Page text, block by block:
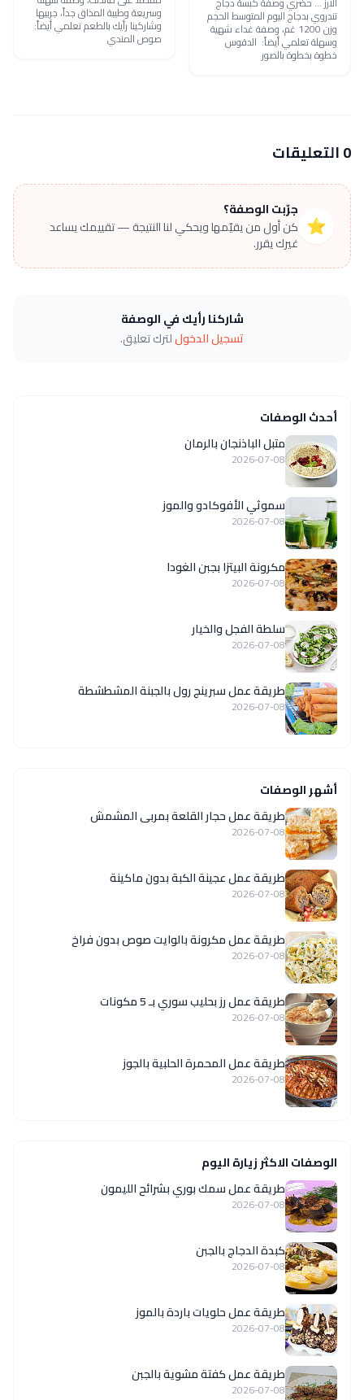
تندروي بدجاج اليوم المتوسط الحجم
وزن 1200 غم، وصفة غداء شهية
وسهلة تعلمي أيضاً: الدقوس
خطوة بخطوة بالصور
وسريعة وطيبة المذاق جداً، جربيها
وشاركينا رأيك بالطعم تعلمي أيضاً:
صوص المندي
0 التعليقات
⭐
جرّبت الوصفة؟
كن أول من يقيّمها ويحكي لنا النتيجة — تقييمك يساعد
غيرك يقرر.
شاركنا رأيك في الوصفة
تسجيل الدخوللترك تعليق.
أحدث الوصفات
متبل الباذنجان بالرمان
2026-07-08
سموثي الأفوكادو والموز
2026-07-08
مكرونة البيتزا بجبن الغودا
2026-07-08
سلطة الفجل والخيار
2026-07-08
طريقة عمل سبرينج رول بالجبنة المشطشطة
2026-07-08
أشهر الوصفات
طريقة عمل حجار القلعة بمربى المشمش
2026-07-08
طريقة عمل عجينة الكبة بدون ماكينة
2026-07-08
طريقة عمل مكرونة بالوايت صوص بدون فراخ
2026-07-08
طريقة عمل رز بحليب سوري بـ 5 مكونات
2026-07-08
طريقة عمل المحمرة الحلبية بالجوز
2026-07-08
الوصفات الاكثر زيارة اليوم
طريقة عمل سمك بوري بشرائح الليمون
2026-07-08
كبدة الدجاج بالجبن
2026-07-08
طريقة عمل حلويات باردة بالموز
2026-07-08
طريقة عمل كفتة مشوية بالجبن
2026-07-08